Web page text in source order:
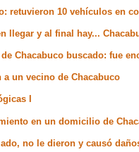
retuvieron 10 vehículos en
llegar y al final hay...
Chacabuco buscado: fue
a un vecino de Chacabuco
I
en un domicilio de
no le dieron y causó